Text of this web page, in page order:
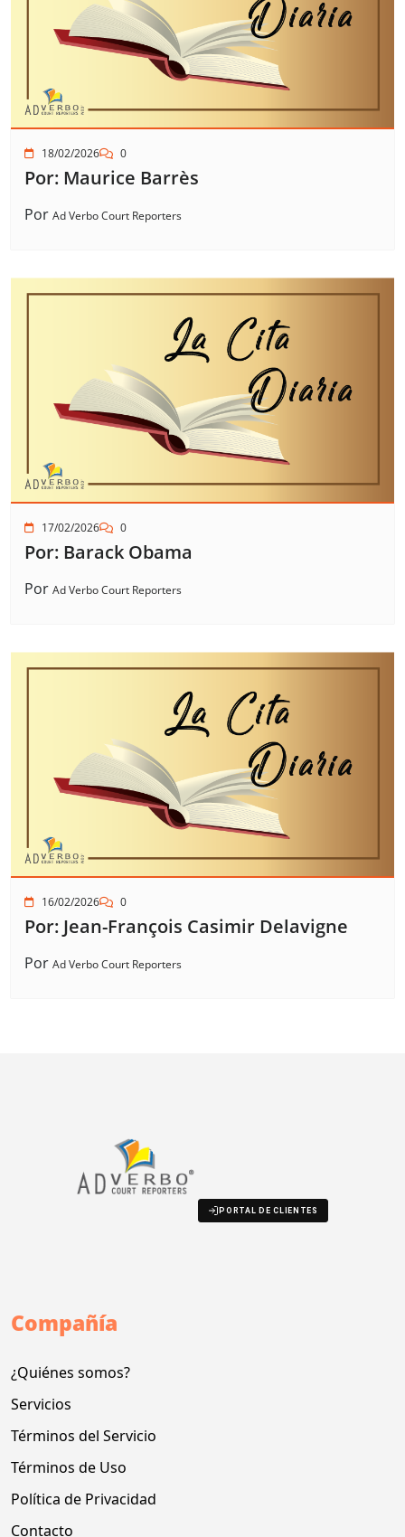
18/02/2026 0
Por: Maurice Barrès
Por Ad Verbo Court Reporters
17/02/2026 0
Por: Barack Obama
Por Ad Verbo Court Reporters
16/02/2026 0
Por: Jean-François Casimir Delavigne
Por Ad Verbo Court Reporters
PORTAL DE CLIENTES
Compañía
¿Quiénes somos?
Servicios
Términos del Servicio
Términos de Uso
Política de Privacidad
Contacto